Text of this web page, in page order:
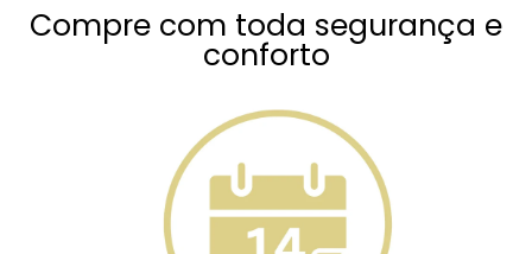
Compre com toda segurança e
conforto